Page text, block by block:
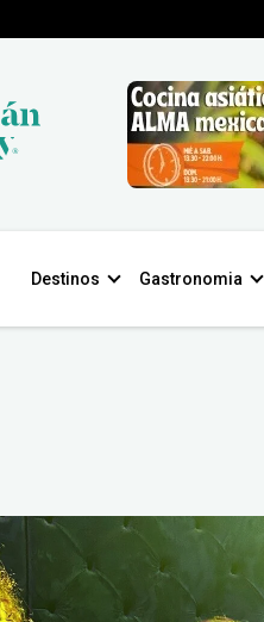
Destinos Gastronomia